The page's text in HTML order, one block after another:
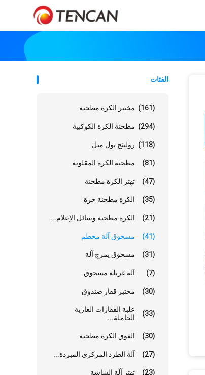
الفئات
مختبر الكرة مطحنة (161)
مطحنة الكرة الكوكبية (294)
رولينج بول ميل (118)
مطحنة الكرة المقلوبة (81)
تهتز الكرة مطحنة (47)
الكرة مطحنة جرة (35)
الكرة مطحنة وسائل الإعلام... (21)
مسحوق آلة محطم (41)
مسحوق يمزج آلة (31)
آلة غربلة مسحوق (7)
مختبر قفاز صندوق (30)
علبة القفازات الغازية
الخاملة...
(33)
الفوق الكرة مطحنة (30)
آلة الطرد المركزي المبردة... (27)
تهتز آلة الشاشة (23)